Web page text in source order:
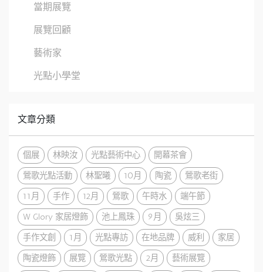
當期展覽
展覽回顧
藝術家
光點小學堂
文章分類
個展 林映汝 光點藝術中心
開幕茶會
鶯歌光點活動
林聖曦 10月 陶瓷
鶯歌老街
11月
手作 12月 鶯歌 午時水
端午節
W Glory 家居燈飾
池上鳳珠 9月
吳炫三
手作文創
1月 光點專訪 在地品牌 威利
家居
陶瓷燈飾
展覽 鶯歌光點 2月
藝術展覽